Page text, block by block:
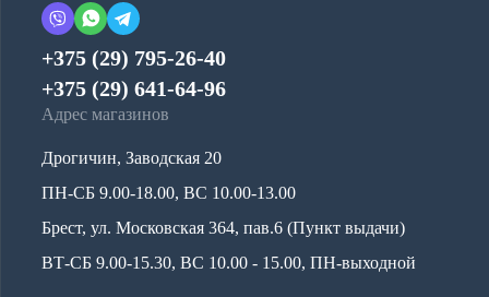
+375 (29) 795-26-40
+375 (29) 641-64-96
Адрес магазинов
Дрогичин, Заводская 20
ПН-СБ 9.00-18.00, ВС 10.00-13.00
Брест, ул. Московская 364, пав.6 (Пункт выдачи)
ВТ-СБ 9.00-15.30, ВС 10.00 - 15.00, ПН-выходной